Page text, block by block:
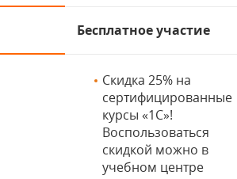
Бесплатное участие
Скидка 25% на
сертифицированные
курсы «1С»!
Воспользоваться
скидкой можно в
учебном центре